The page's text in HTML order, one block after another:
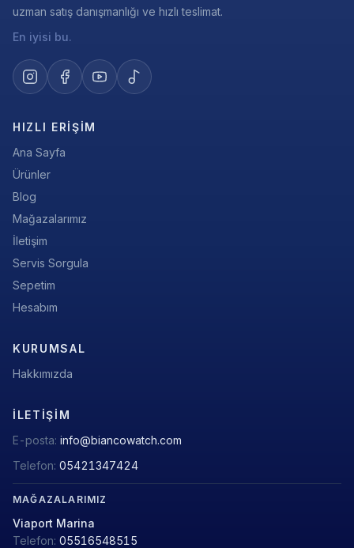
uzman satış danışmanlığı ve hızlı teslimat.
En iyisi bu.
HIZLI ERIŞIM
Ana Sayfa
Ürünler
Blog
Mağazalarımız
İletişim
Servis Sorgula
Sepetim
Hesabım
KURUMSAL
Hakkımızda
İLETIŞIM
E-posta: info@biancowatch.com
Telefon: 05421347424
MAĞAZALARIMIZ
Viaport Marina
Telefon: 05516548515